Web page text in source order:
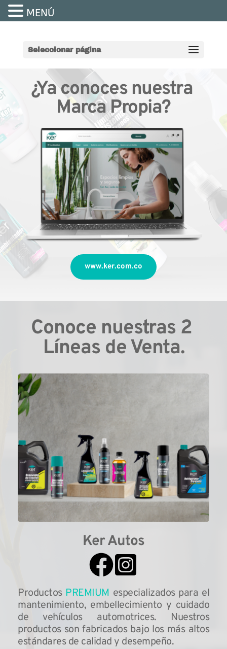
Seleccionar página
¿Ya conoces nuestra
Marca Propia?
www.ker.com.co
Conoce nuestras 2
Líneas de Venta.
Ker Autos
Productos PREMIUM especializados para el
mantenimiento, embellecimiento y cuidado
de vehículos automotrices. Nuestros
productos son fabricados bajo los más altos
estándares de calidad y desempeño.
MENÚ